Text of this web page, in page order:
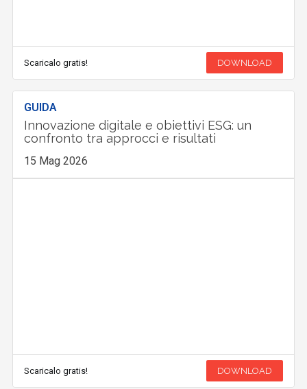
Scaricalo gratis! DOWNLOAD
GUIDA
Innovazione digitale e obiettivi ESG: un
confronto tra approcci e risultati
15 Mag 2026
Scaricalo gratis! DOWNLOAD